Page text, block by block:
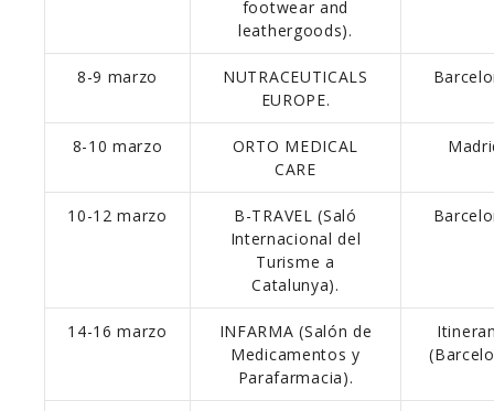
footwear and
leathergoods).
8-9 marzo
NUTRACEUTICALS
EUROPE.
8-10 marzo
ORTO MEDICAL
CARE
10-12 marzo
B-TRAVEL (Saló
Internacional del
Turisme a
Catalunya).
14-16 marzo
INFARMA (Salón de
Medicamentos y
Parafarmacia).